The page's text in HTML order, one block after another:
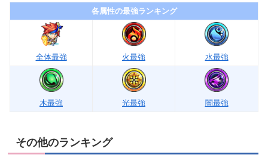
各属性の最強ランキング
全体最強 火最強 水最強
木最強 光最強 闇最強
その他のランキング